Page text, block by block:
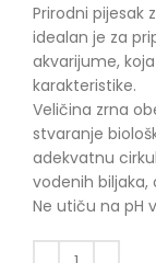
Prirodni pijesak
idealan je za
akvarijume,
karakteristike.
Veličina zrna
stvaranje
adekvatnu
vodenih
Ne utiču na pH